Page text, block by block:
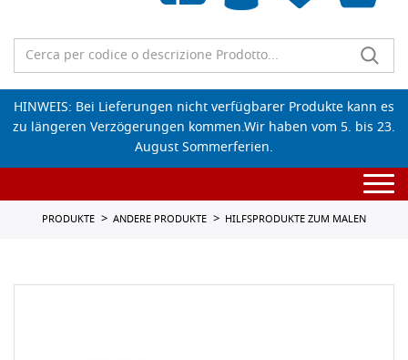
Wunschliste leeren
HINWEIS: Bei Lieferungen nicht verfügbarer Produkte kann es
zu längeren Verzögerungen kommen.Wir haben vom 5. bis 23.
August Sommerferien.
PRODUKTE ANDERE PRODUKTE HILFSPRODUKTE ZUM MALEN